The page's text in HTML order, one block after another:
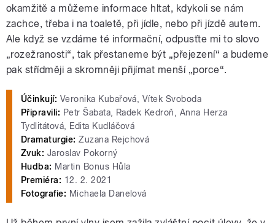
okamžitě a můžeme informace hltat, kdykoli se nám
zachce, třeba i na toaletě, při jídle, nebo při jízdě autem.
Ale když se vzdáme té informační, odpusťte mi to slovo
„rozežranosti“, tak přestaneme být „přejezení“ a budeme
pak střídměji a skromněji přijímat menší „porce“.
Účinkují: Veronika Kubařová, Vítek Svoboda
Připravili: Petr Šabata, Radek Kedroň, Anna Herza
Tydlitátová, Edita Kudláčová
Dramaturgie: Zuzana Rejchová
Zvuk: Jaroslav Pokorný
Hudba: Martin Bonus Hůla
Premiéra: 12. 2. 2021
Fotografie: Michaela Danelová